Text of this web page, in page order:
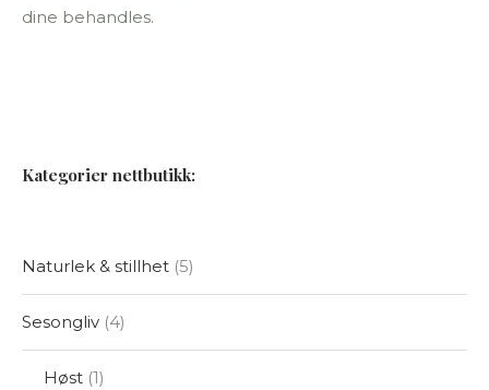
dine behandles.
Kategorier nettbutikk:
Naturlek & stillhet 5
Sesongliv 4
Høst 1